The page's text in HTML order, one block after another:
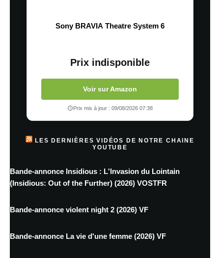
Sony BRAVIA Theatre System 6
Prix indisponible
Voir sur Amazon
Prix mis à jour : 09/08/2026 07:38
LES DERNIÈRES VIDÉOS DE NOTRE CHAINE
YOUTUBE
Bande-annonce Insidious : L'Invasion du Lointain
(Insidious: Out of the Further) (2026) VOSTFR
Bande-annonce violent night 2 (2026) VF
Bande-annonce La vie d'une femme (2026) VF